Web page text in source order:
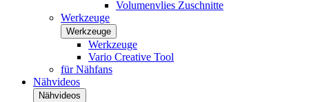
Volumenvlies Zuschnitte
Werkzeuge
Werkzeuge
Werkzeuge
Vario Creative Tool
für Nähfans
Nähvideos
Nähvideos